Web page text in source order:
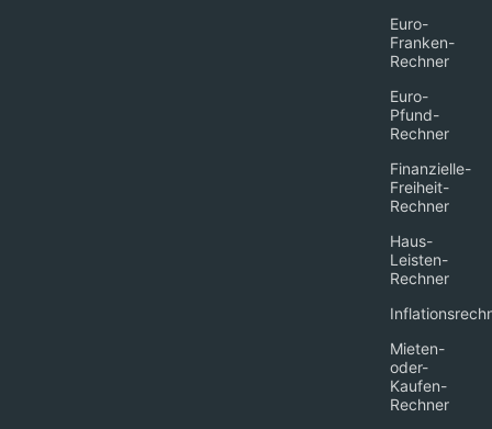
Euro-
Franken-
Rechner
Euro-
Pfund-
Rechner
Finanzielle-
Freiheit-
Rechner
Haus-
Leisten-
Rechner
Mieten-
oder-
Kaufen-
Rechner